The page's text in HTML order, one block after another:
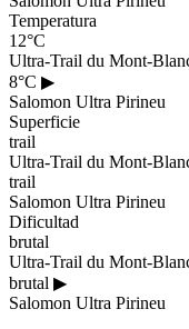
Temperatura
12°C
Ultra-Trail du Mont-
8°C ▶
Salomon Ultra Pirineu
Superficie
trail
Ultra-Trail du Mont-
trail
Salomon Ultra Pirineu
Dificultad
brutal
Ultra-Trail du Mont-
brutal ▶
Salomon Ultra Pirineu